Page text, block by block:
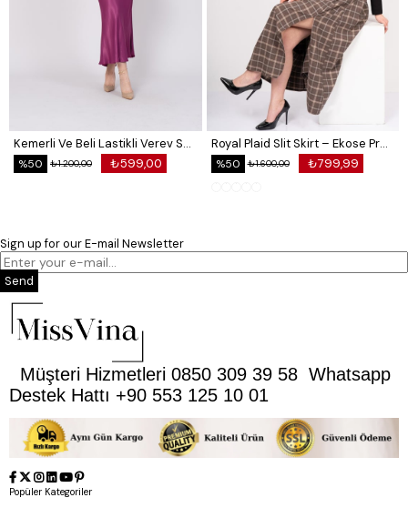
Kemerli Ve Beli Lastikli Verev Saten Etek 6791
₺599,00
₺1.200,00
%50
Royal Plaid Slit Skirt – Ekose Premium Long Skirt 6831
₺799,99
₺1.600,00
%50
Sign up for our E-mail Newsletter
Send
Müşteri Hizmetleri 0850 309 39 58 Whatsapp
Destek Hattı +90 553 125 10 01
Popüler Kategoriler